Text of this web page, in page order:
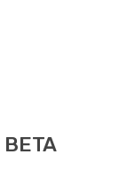
BETA